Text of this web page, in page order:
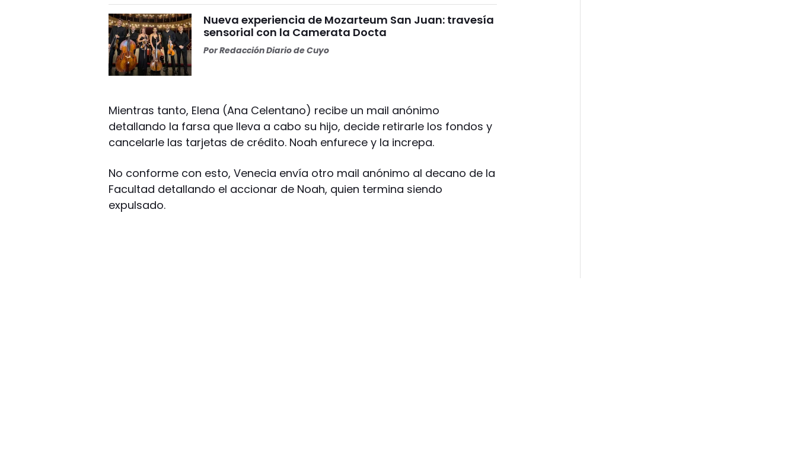
Nueva experiencia de Mozarteum San Juan: travesía
sensorial con la Camerata Docta
PorRedacción Diario de Cuyo
Mientras tanto, Elena (Ana Celentano) recibe un mail anónimo
detallando la farsa que lleva a cabo su hijo, decide retirarle los fondos y
cancelarle las tarjetas de crédito. Noah enfurece y la increpa.
No conforme con esto, Venecia envía otro mail anónimo al decano de la
Facultad detallando el accionar de Noah, quien termina siendo
expulsado.